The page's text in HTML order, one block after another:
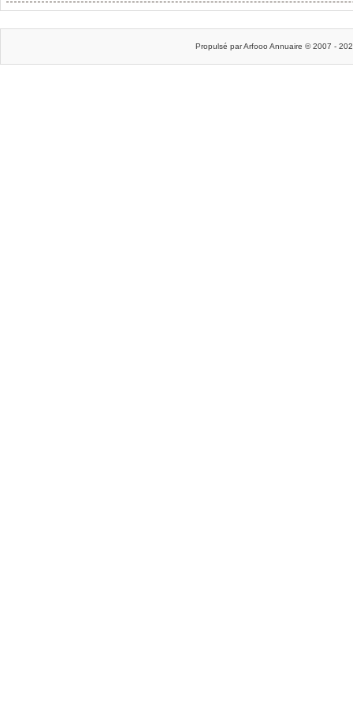
Propulsé par Arfooo Annuaire © 2007 -